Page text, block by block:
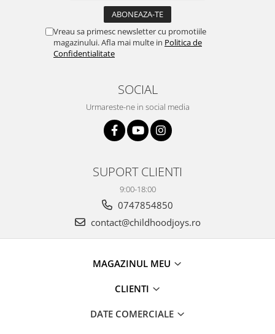
Vreau sa primesc newsletter cu promotiile
magazinului. Afla mai multe in Politica de
Confidentialitate
SOCIAL
Urmareste-ne in social media
SUPORT CLIENTI
9:00-18:00
0747854850
contact@childhoodjoys.ro
MAGAZINUL MEU
CLIENTI
DATE COMERCIALE